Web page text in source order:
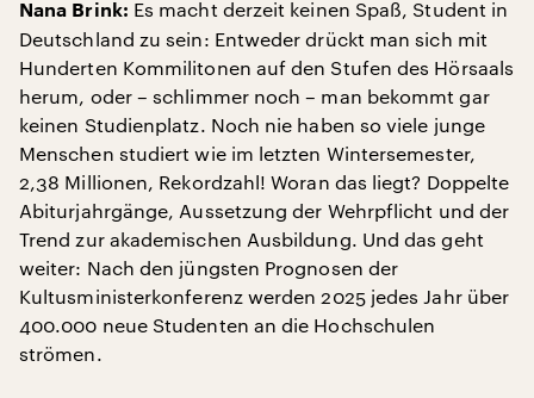
Nana Brink: Es macht derzeit keinen Spaß, Student in
Deutschland zu sein: Entweder drückt man sich mit
Hunderten Kommilitonen auf den Stufen des Hörsaals
herum, oder – schlimmer noch – man bekommt gar
keinen Studienplatz. Noch nie haben so viele junge
Menschen studiert wie im letzten Wintersemester,
2,38 Millionen, Rekordzahl! Woran das liegt? Doppelte
Abiturjahrgänge, Aussetzung der Wehrpflicht und der
Trend zur akademischen Ausbildung. Und das geht
weiter: Nach den jüngsten Prognosen der
Kultusministerkonferenz werden 2025 jedes Jahr über
400.000 neue Studenten an die Hochschulen
strömen.